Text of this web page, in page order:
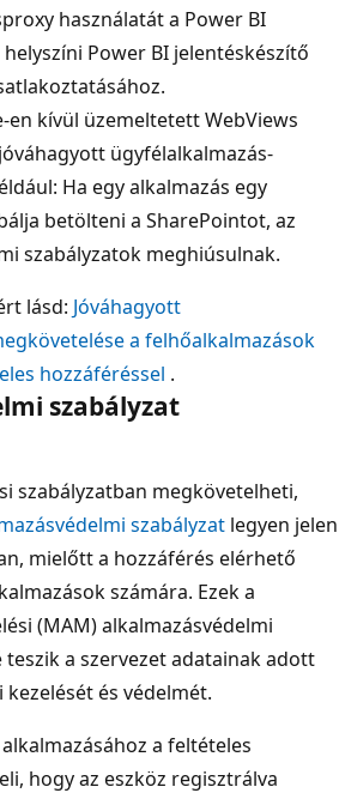
használatát a Power BI
Power BI jelentéskészítő
en kívül üzemeltetett WebViews
ügyfélalkalmazás-
Ha egy alkalmazás egy
betölteni a SharePointot, az
szabályzatok meghiúsulnak.
lásd: Jóváhagyott
a felhőalkalmazások
hozzáféréssel .
szabályzat
szabályzatban megkövetelheti,
szabályzat legyen jelen
mielőtt a hozzáférés elérhető
számára. Ezek a
(MAM) alkalmazásvédelmi
a szervezet adatainak adott
és védelmét.
a feltételes
hogy az eszköz regisztrálva